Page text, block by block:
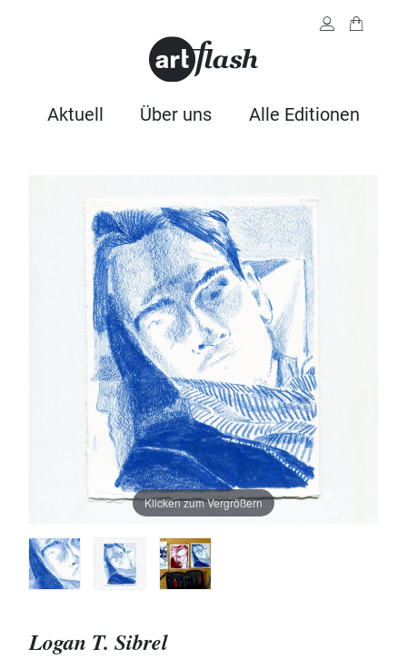
Aktuell Über uns Alle Editionen
Klicken zum Vergrößern
Logan T. Sibrel